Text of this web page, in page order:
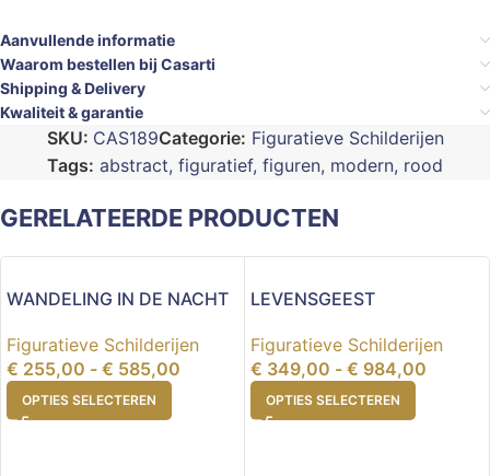
Aanvullende informatie
Waarom bestellen bij Casarti
Shipping & Delivery
Kwaliteit & garantie
SKU: CAS189Categorie: Figuratieve Schilderijen
Tags: abstract, figuratief, figuren, modern, rood
GERELATEERDE PRODUCTEN
WANDELING IN DE NACHT
Figuratieve Schilderijen
€ 255,00 - € 585,00
OPTIES SELECTEREN
LEVENSGEEST
Figuratieve Schilderijen
€ 349,00 - € 984,00
OPTIES SELECTEREN